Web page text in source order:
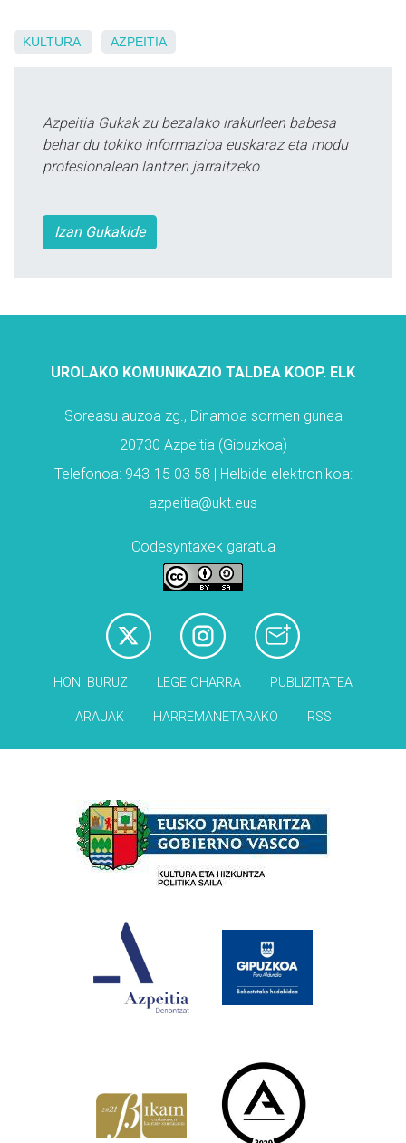
KULTURA AZPEITIA
Azpeitia Gukak zu bezalako irakurleen babesa
behar du tokiko informazioa euskaraz eta modu
profesionalean lantzen jarraitzeko.
Izan Gukakide
UROLAKO KOMUNIKAZIO TALDEA KOOP. ELK
Soreasu auzoa zg., Dinamoa sormen gunea
20730 Azpeitia (Gipuzkoa)
Telefonoa: 943-15 03 58 | Helbide elektronikoa:
azpeitia@ukt.eus
Codesyntaxek garatua
HONI BURUZ LEGE OHARRA PUBLIZITATEA
ARAUAK HARREMANETARAKO RSS